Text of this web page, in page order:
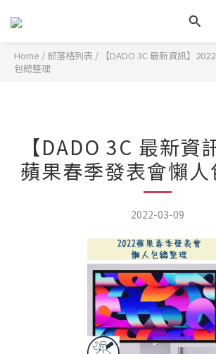
Home / 部落格列表 /
【DADO 3C 最新資訊】
包總整理
【DADO 3C 最新資
蘋果春季發表會懶
2022-03-09